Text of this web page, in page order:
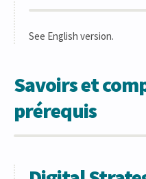
See English version.
Savoirs et
prérequis